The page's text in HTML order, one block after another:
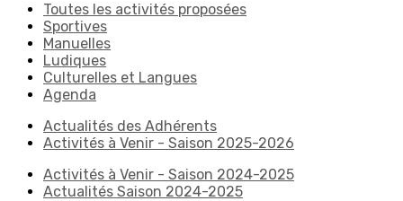
Toutes les activités proposées
Sportives
Manuelles
Ludiques
Culturelles et Langues
Agenda
Actualités des Adhérents
Activités à Venir - Saison 2025-2026
Activités à Venir - Saison 2024-2025
Actualités Saison 2024-2025